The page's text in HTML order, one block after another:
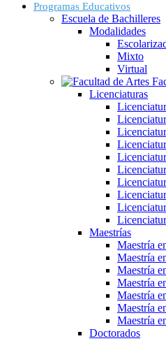
Programas Educativos
Escuela de Bachilleres
Modalidades
Mixto
Virtual
Licenciaturas
Maestrías
Maestría
Maestría
Maestría
Maestría
Maestría
Maestría
Maestría
Doctorados